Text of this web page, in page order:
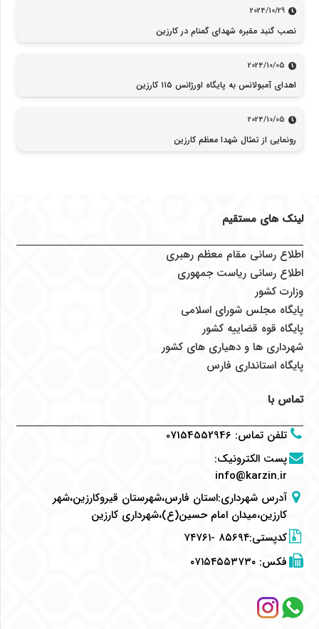
2024/10/29
نصب گنبد مقبره شهدای گمنام در کارزین
2024/10/05
اهدای آمبولانس به پایگاه اورژانس ۱۱۵ کارزین
2024/10/05
رونمایی از تمثال شهدا معظم کارزین
لینک های مستقیم
اطلاع رسانی مقام معظم رهبری
اطلاع رسانی ریاست جمهوری
وزارت کشور
پایگاه مجلس شورای اسلامی
پایگاه قوه قضاییه کشور
شهرداری ها و دهیاری های کشور
پایگاه استانداری فارس
تماس با
تلفن تماس:
07154552946
پست الکترونیک:
info@karzin.ir
آدرس شهرداری:استان فارس،شهرستان قیروکارزین،شهر
کارزین،میدان امام حسین(ع)،شهرداری کارزین
کدپستی:۸۵۶۹۴ -۷۴۷۶۱
فکس:۰۷۱۵۴۵۵۳۷۳۰